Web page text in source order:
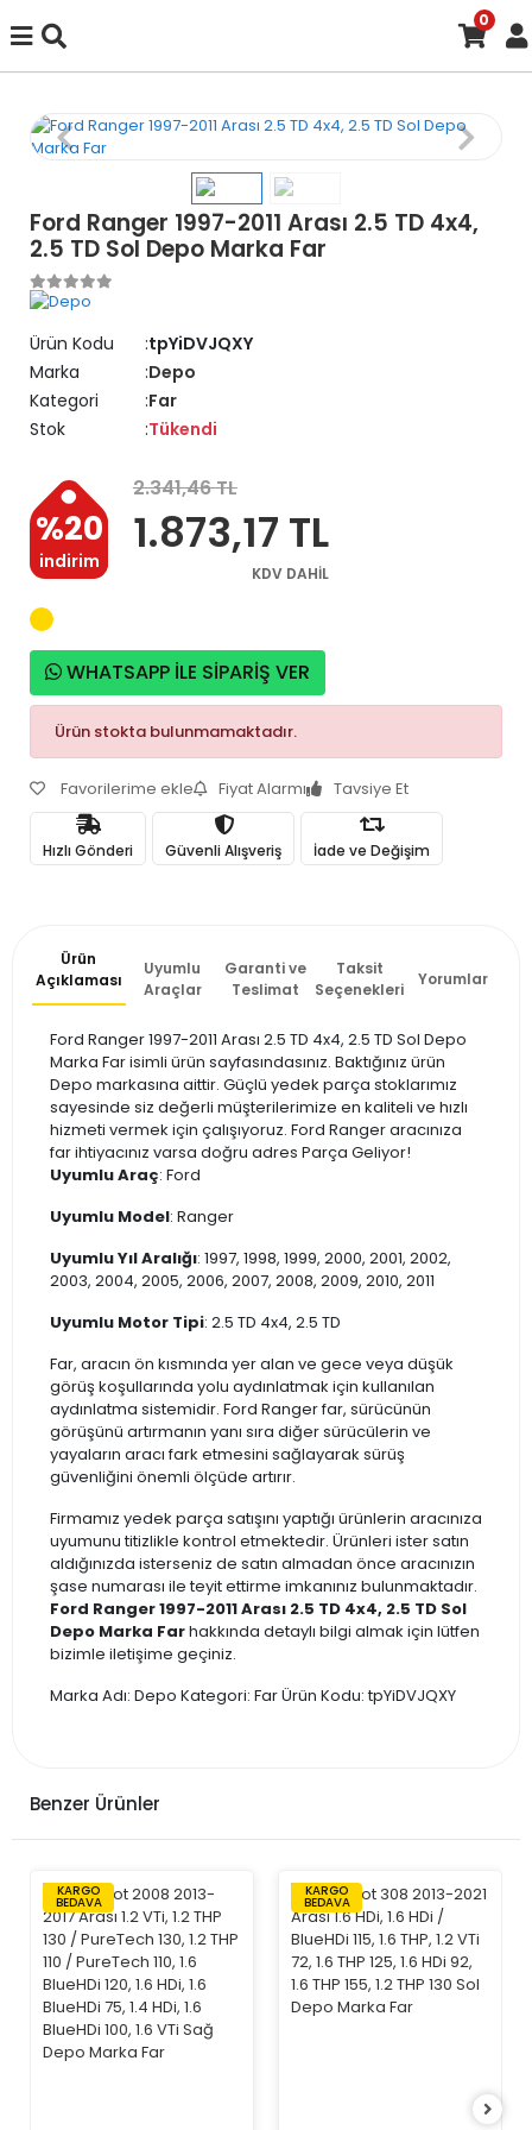
0
Ford Ranger 1997-2011 Arası 2.5 TD 4x4,
2.5 TD Sol Depo Marka Far
Ürün Kodu
tpYiDVJQXY
Marka
Depo
Kategori
Far
Stok
Tükendi
%20
indirim
2.341,46 TL
1.873,17 TL
KDV DAHİL
WHATSAPP İLE SİPARİŞ VER
Ürün stokta bulunmamaktadır.
Favorilerime ekle Fiyat Alarmı Tavsiye Et
Hızlı Gönderi Güvenli Alışveriş İade ve Değişim
Ürün
Açıklaması
Uyumlu
Araçlar
Garanti ve
Teslimat
Taksit
Seçenekleri
Yorumlar
Ford Ranger 1997-2011 Arası 2.5 TD 4x4, 2.5 TD Sol Depo
Marka Far isimli ürün sayfasındasınız. Baktığınız ürün
Depo markasına aittir. Güçlü yedek parça stoklarımız
sayesinde siz değerli müşterilerimize en kaliteli ve hızlı
hizmeti vermek için çalışıyoruz. Ford Ranger aracınıza
far ihtiyacınız varsa doğru adres Parça Geliyor!
Uyumlu Araç: Ford
Uyumlu Model: Ranger
Uyumlu Yıl Aralığı: 1997, 1998, 1999, 2000, 2001, 2002,
2003, 2004, 2005, 2006, 2007, 2008, 2009, 2010, 2011
Uyumlu Motor Tipi: 2.5 TD 4x4, 2.5 TD
Far, aracın ön kısmında yer alan ve gece veya düşük
görüş koşullarında yolu aydınlatmak için kullanılan
aydınlatma sistemidir. Ford Ranger far, sürücünün
görüşünü artırmanın yanı sıra diğer sürücülerin ve
yayaların aracı fark etmesini sağlayarak sürüş
güvenliğini önemli ölçüde artırır.
Firmamız yedek parça satışını yaptığı ürünlerin aracınıza
uyumunu titizlikle kontrol etmektedir. Ürünleri ister satın
aldığınızda isterseniz de satın almadan önce aracınızın
şase numarası ile teyit ettirme imkanınız bulunmaktadır.
Ford Ranger 1997-2011 Arası 2.5 TD 4x4, 2.5 TD Sol
Depo Marka Farhakkında detaylı bilgi almak için lütfen
bizimle iletişime geçiniz.
Marka Adı: Depo Kategori: Far Ürün Kodu: tpYiDVJQXY
Benzer Ürünler
KARGO
BEDAVA
KARGO
BEDAVA